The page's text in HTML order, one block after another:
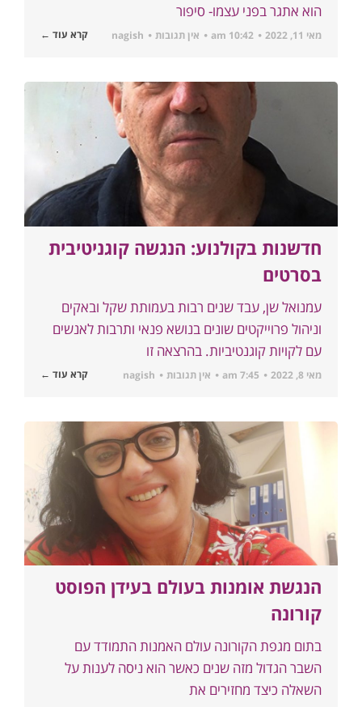
הוא אתגר בפני עצמו- סיפור
מאי 11, 2022 10:42 am אין תגובות nagish קרא עוד ←
חדשנות בקולנוע: הנגשה קוגניטיבית
בסרטים
עמנואל שן, עבד שנים רבות בעמותת שקל ובאקים
וניהול פרוייקטים שונים בנושא פנאי ותרבות לאנשים
עם לקויות קוגנטיביות. בהרצאה זו
מאי 8, 2022 7:45 am אין תגובות nagish קרא עוד ←
הנגשת אומנות בעולם בעידן הפוסט
קורונה
בתום מגפת הקורונה עולם האמנות התמודד עם
השבר הגדול מזה שנים כאשר הוא ניסה לענות על
השאלה כיצד מחזירים את